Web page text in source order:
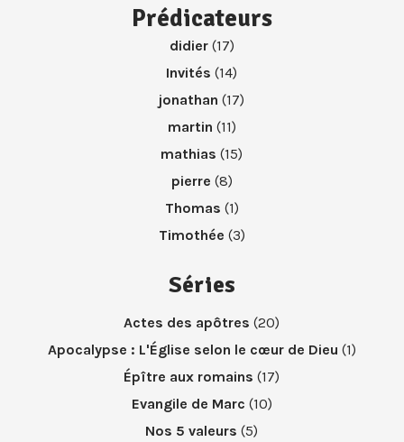
Prédicateurs
didier(17)
Invités (14)
jonathan (17)
martin (11)
mathias (15)
pierre (8)
Thomas (1)
Timothée (3)
Séries
Actes des apôtres (20)
Apocalypse : L'Église selon le cœur de Dieu (1)
Épître aux romains (17)
Evangile de Marc (10)
Nos 5 valeurs (5)